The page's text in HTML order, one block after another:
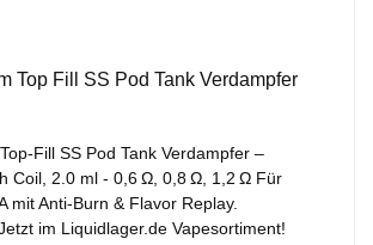
Top Fill SS Pod Tank Verdampfer
SS Pod Tank Verdampfer –
Coil, 2.0 ml - 0,6 Ω, 0,8 Ω, 1,2 Ω Für
mit Anti‑Burn & Flavor Replay.
im Liquidlager.de Vapesortiment!